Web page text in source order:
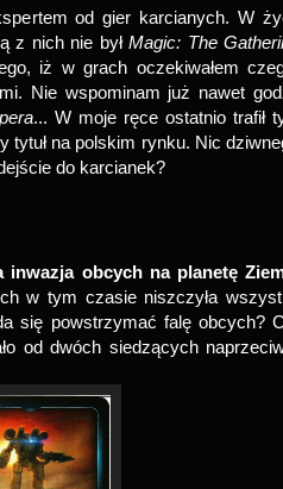
od gier karcianych. W
z nich nie byłMagic: The
iż w grach oczekiwałem
Nie wspominam już nawet
... W moje ręce ostatnio trafił
tytuł na polskim rynku. Nic
do karcianek?
inwazja obcych na planetę
w tym czasie niszczyła
się powstrzymać falę obcych?
od dwóch siedzących